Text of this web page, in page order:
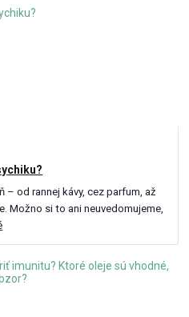
– od rannej kávy, cez parfum, až
Možno si to ani neuvedomujeme,